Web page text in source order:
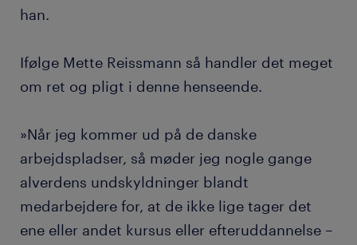
han.
Ifølge Mette Reissmann så handler det meget
om ret og pligt i denne henseende.
»Når jeg kommer ud på de danske
arbejdspladser, så møder jeg nogle gange
alverdens undskyldninger blandt
medarbejdere for, at de ikke lige tager det
ene eller andet kursus eller efteruddannelse –